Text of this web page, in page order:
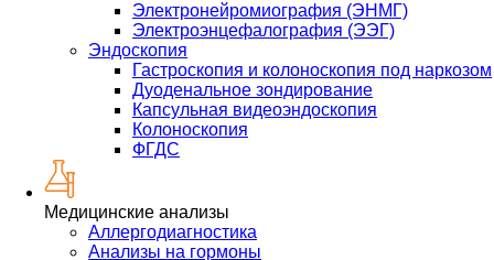
Электронейромиография (ЭНМГ)
Электроэнцефалография (ЭЭГ)
Эндоскопия
Гастроскопия и колоноскопия под наркозом
Дуоденальное зондирование
Капсульная видеоэндоскопия
Колоноскопия
ФГДС
Медицинские анализы
Аллергодиагностика
Анализы на гормоны